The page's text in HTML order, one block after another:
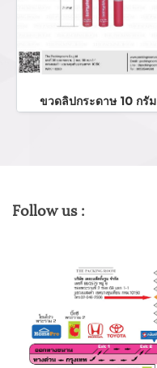
ขวดลิปกระดาษ 10 กรัม
Follow us :